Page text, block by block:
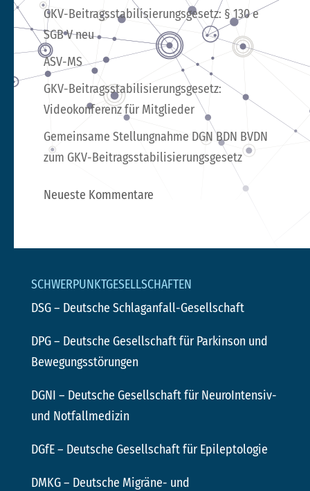
GKV-Beitragsstabilisierungsgesetz: § 130 e
SGB V neu
ASV-MS
GKV-Beitragsstabilisierungsgesetz:
Videokonferenz für Mitglieder
Gemeinsame Stellungnahme DGN BDN BVDN
zum GKV-Beitragsstabilisierungsgesetz
Neueste Kommentare
SCHWERPUNKTGESELLSCHAFTEN
DSG– Deutsche Schlaganfall-Gesellschaft
DPG– Deutsche Gesellschaft für Parkinson und
Bewegungsstörungen
DGNI – Deutsche Gesellschaft für NeuroIntensiv-
und Notfallmedizin
DGfE– Deutsche Gesellschaft für Epileptologie
DMKG– Deutsche Migräne- und